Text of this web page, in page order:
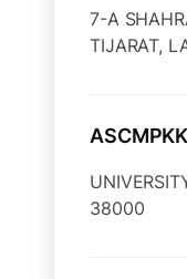
7-A
TIJARAT,
38000